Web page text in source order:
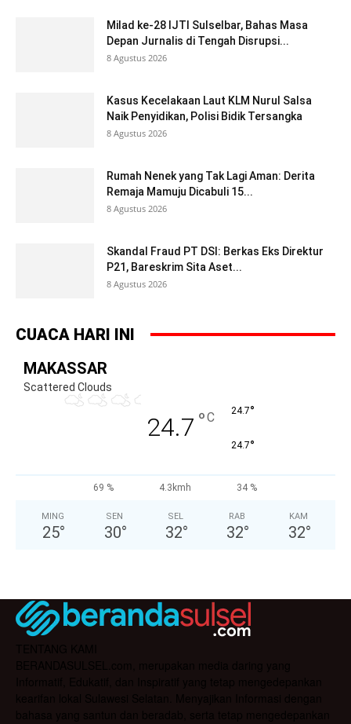
Milad ke-28 IJTI Sulselbar, Bahas Masa
Depan Jurnalis di Tengah Disrupsi...
8 Agustus 2026
Kasus Kecelakaan Laut KLM Nurul Salsa
Naik Penyidikan, Polisi Bidik Tersangka
8 Agustus 2026
Rumah Nenek yang Tak Lagi Aman: Derita
Remaja Mamuju Dicabuli 15...
8 Agustus 2026
Skandal Fraud PT DSI: Berkas Eks Direktur
P21, Bareskrim Sita Aset...
8 Agustus 2026
CUACA HARI INI
MAKASSAR
Scattered Clouds
24.7 °C 24.7°
24.7°
69 % 4.3kmh 34 %
MING
25°
SEN
30°
SEL
32°
RAB
32°
KAM
32°